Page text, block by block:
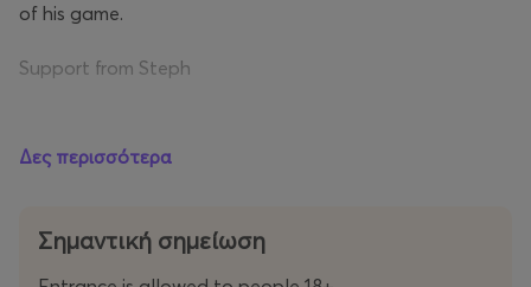
of his game.
Support from Steph
Δες περισσότερα
Σημαντική σημείωση